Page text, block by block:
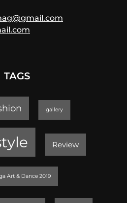
TAGS
gallery
Review
Art & Dance 2019